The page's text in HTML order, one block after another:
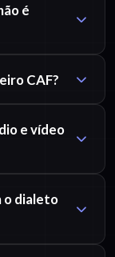
é
CAF?
e vídeo
o dialeto